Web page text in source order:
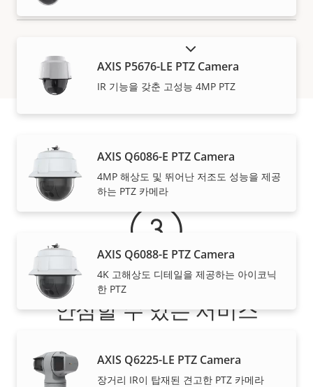
AXIS P5676-LE PTZ Camera
IR 기능을 갖춘 고성능 4MP PTZ
AXIS Q6086-E PTZ Camera
4MP 해상도 및 뛰어난 저조도 성능을 제공
하는 PTZ 카메라
AXIS Q6088-E PTZ Camera
4K 고해상도 디테일을 제공하는 아이코닉
한 PTZ
AXIS Q6225-LE PTZ Camera
장거리 IR이 탑재된 견고한 PTZ 카메라
보증
안심할 수 있는 서비스
어집니다.